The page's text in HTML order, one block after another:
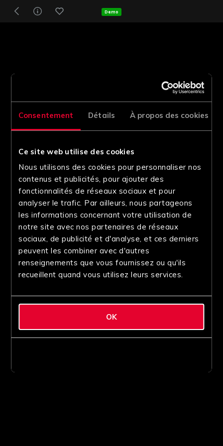
Consentement Détails À propos des cookies
Ce site web utilise des cookies
Nous utilisons des cookies pour personnaliser nos
contenus et publicités, pour ajouter des
fonctionnalités de réseaux sociaux et pour
analyser le trafic. Par ailleurs, nous partageons
les informations concernant votre utilisation de
notre site avec nos partenaires de réseaux
sociaux, de publicité et d'analyse, et ces derniers
peuvent les combiner avec d'autres
renseignements que vous fournissez ou qu'ils
recueillent quand vous utilisez leurs services.
OK
Demo